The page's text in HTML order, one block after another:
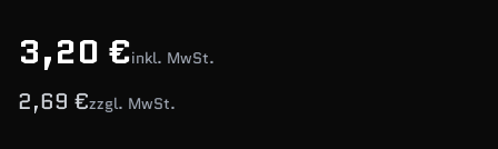
3,20 €inkl. MwSt.
2,69 €zzgl. MwSt.